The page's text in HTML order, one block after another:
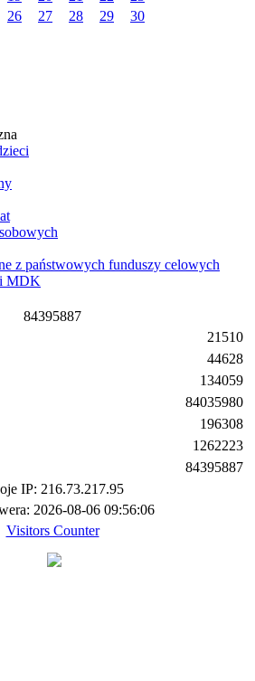
26 27 28 29
30
z państwowych funduszy celowych
MDK
84395887
21510
44628
134059
84035980
196308
1262223
84395887
IP: 216.73.217.95
2026-08-06 09:56:06
Visitors Counter